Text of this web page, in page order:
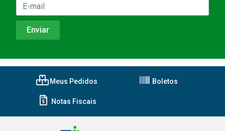
Meus Pedidos Boletos
Notas Fiscais